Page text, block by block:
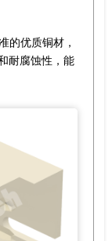
的优质铜材，
耐腐蚀性，能